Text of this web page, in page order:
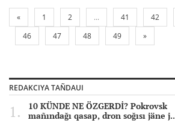
« 1 2 ... 41 42
46
47 48 49 »
REDAKCIYA TAÑDAUI
10 KÜNDE NE ÖZGERDİ? Pokrovsk
mañındağı qasap, dron soğısı jäne j..